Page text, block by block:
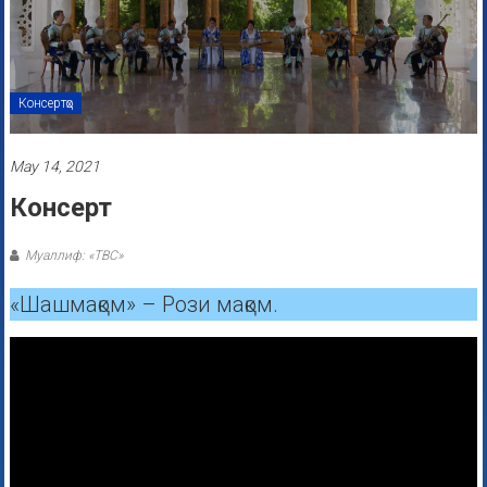
Консертҳо
May 14, 2021
Консерт
Муаллиф: «ТВС»
«Шашмақом» – Рози мақом.